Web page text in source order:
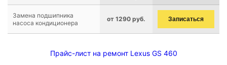
Замена подшипника
насоса кондиционера
от 1290 руб. Записаться
Прайс-лист на ремонт Lexus GS 460